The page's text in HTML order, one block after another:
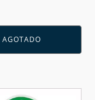
AGOTADO